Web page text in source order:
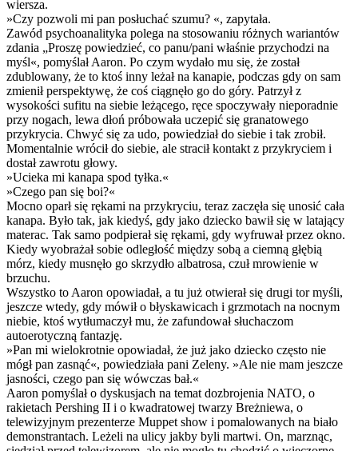
wiersza.
»Czy pozwoli mi pan posłuchać szumu? «, zapytała.
Zawód psychoanalityka polega na stosowaniu różnych wariantów
zdania „Proszę powiedzieć, co panu/pani właśnie przychodzi na
myśl«, pomyślał Aaron. Po czym wydało mu się, że został
zdublowany, że to ktoś inny leżał na kanapie, podczas gdy on sam
zmienił perspektywę, że coś ciągnęło go do góry. Patrzył z
wysokości sufitu na siebie leżącego, ręce spoczywały nieporadnie
przy nogach, lewa dłoń próbowała uczepić się granatowego
przykrycia. Chwyć się za udo, powiedział do siebie i tak zrobił.
Momentalnie wrócił do siebie, ale stracił kontakt z przykryciem i
dostał zawrotu głowy.
»Ucieka mi kanapa spod tyłka.«
»Czego pan się boi?«
Mocno oparł się rękami na przykryciu, teraz zaczęła się unosić cała
kanapa. Było tak, jak kiedyś, gdy jako dziecko bawił się w latający
materac. Tak samo podpierał się rękami, gdy wyfruwał przez okno.
Kiedy wyobrażał sobie odległość między sobą a ciemną głębią
mórz, kiedy musnęło go skrzydło albatrosa, czuł mrowienie w
brzuchu.
Wszystko to Aaron opowiadał, a tu już otwierał się drugi tor myśli,
jeszcze wtedy, gdy mówił o błyskawicach i grzmotach na nocnym
niebie, ktoś wytłumaczył mu, że zafundował słuchaczom
autoerotyczną fantazję.
»Pan mi wielokrotnie opowiadał, że już jako dziecko często nie
mógł pan zasnąć«, powiedziała pani Zeleny. »Ale nie mam jeszcze
jasności, czego pan się wówczas bał.«
Aaron pomyślał o dyskusjach na temat dozbrojenia NATO, o
rakietach Pershing II i o kwadratowej twarzy Breżniewa, o
telewizyjnym prezenterze Muppet show i pomalowanych na biało
demonstrantach. Leżeli na ulicy jakby byli martwi. On, marznąc,